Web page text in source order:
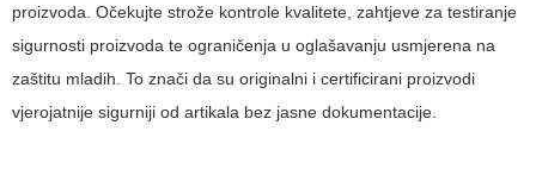
proizvoda. Očekujte strože kontrole kvalitete, zahtjeve za testiranje
sigurnosti proizvoda te ograničenja u oglašavanju usmjerena na
zaštitu mladih. To znači da su originalni i certificirani proizvodi
vjerojatnije sigurniji od artikala bez jasne dokumentacije.